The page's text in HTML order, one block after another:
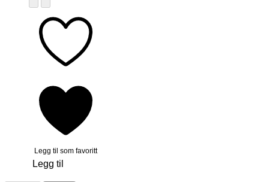
Legg til som favoritt
Legg til